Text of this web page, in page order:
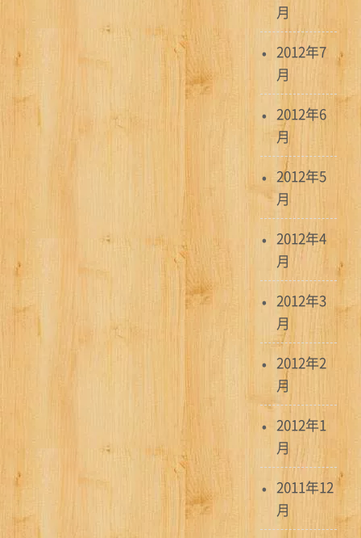
月
2012年7
月
2012年6
月
2012年5
月
2012年4
月
2012年3
月
2012年2
月
2012年1
月
2011年12
月